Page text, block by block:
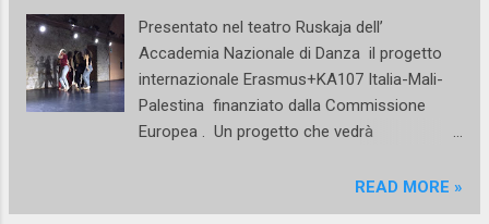
alla 3° edizione – provengono gli artisti che
Daniele Cipriani riunisce per Les Étoiles,
anche quest’anno, il 18 e 19 marzo 2017 all
capitale grandi nomi – da Mosca a New York
Presentato nel teatro Ruskaja dell’
Accademia Nazionale di Danza il progetto
internazionale Erasmus+KA107 Italia-Mali-
Palestina finanziato dalla Commissione
Europea . Un progetto che vedrà
biennale (2016-18) con le Istituzioni
artistiche e scientifiche più prestigiose dei
READ MORE »